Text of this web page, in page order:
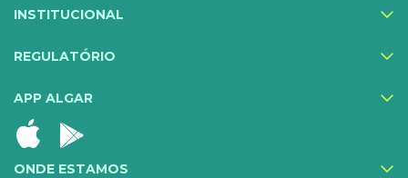
Exa Segurança
MediQuo Empresas
Helptec
Inner IA
Todos os serviços
INSTITUCIONAL
REGULATÓRIO
APP ALGAR
ONDE ESTAMOS